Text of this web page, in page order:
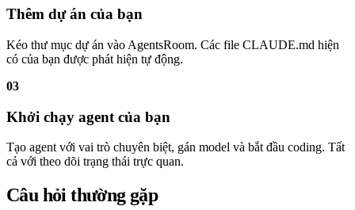
Thêm dự án của bạn
Kéo thư mục dự án vào AgentsRoom. Các file CLAUDE.md hiện
có của bạn được phát hiện tự động.
03
Khởi chạy agent của bạn
Tạo agent với vai trò chuyên biệt, gán model và bắt đầu coding. Tất
cả với theo dõi trạng thái trực quan.
Câu hỏi thường gặp